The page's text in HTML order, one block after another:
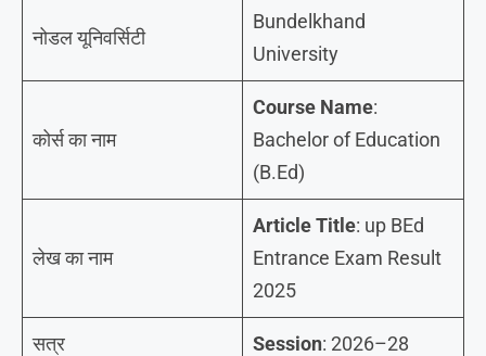
नोडल यूनिवर्सिटी
Bundelkhand
University
कोर्स का नाम
Course Name:
Bachelor of Education
(B.Ed)
लेख का नाम
Article Title: up BEd
Entrance Exam Result
2025
सत्र Session: 2026–28